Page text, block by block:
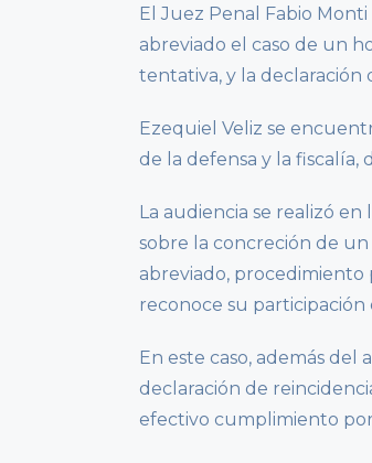
El Juez Penal Fabio
abreviado el caso de un
tentativa, y la declaración
Ezequiel Veliz se
de la defensa y la
La audiencia se realizó
sobre la concreción de
abreviado, procedimiento
reconoce su participación
En este caso, además
declaración de
efectivo cumplimiento